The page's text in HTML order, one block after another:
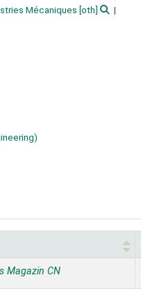
Mécaniques [oth]
Magazin CN